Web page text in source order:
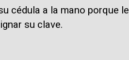
cédula a la mano porque le
su clave.